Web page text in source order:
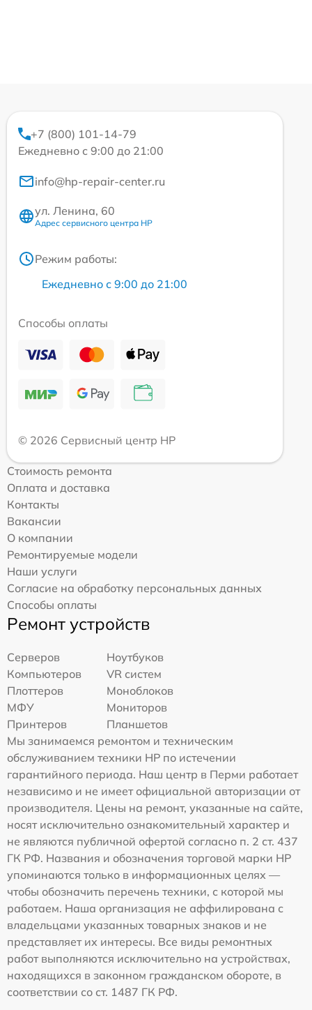
+7 (800) 101-14-79
Ежедневно с 9:00 до 21:00
info@hp-repair-center.ru
ул. Ленина, 60
Адрес сервисного центра HP
Режим работы:
Ежедневно с 9:00 до 21:00
Способы оплаты
© 2026 Сервисный центр HP
Стоимость ремонта
Оплата и доставка
Контакты
Вакансии
О компании
Ремонтируемые модели
Наши услуги
Согласие на обработку персональных данных
Способы оплаты
Ремонт устройств
Серверов
Ноутбуков
Компьютеров
VR систем
Плоттеров
Моноблоков
МФУ
Мониторов
Принтеров
Планшетов
Мы занимаемся ремонтом и техническим
обслуживанием техники HP по истечении
гарантийного периода. Наш центр в Перми работает
независимо и не имеет официальной авторизации от
производителя. Цены на ремонт, указанные на сайте,
носят исключительно ознакомительный характер и
не являются публичной офертой согласно п. 2 ст. 437
ГК РФ. Названия и обозначения торговой марки HP
упоминаются только в информационных целях —
чтобы обозначить перечень техники, с которой мы
работаем. Наша организация не аффилирована с
владельцами указанных товарных знаков и не
представляет их интересы. Все виды ремонтных
работ выполняются исключительно на устройствах,
находящихся в законном гражданском обороте, в
соответствии со ст. 1487 ГК РФ.